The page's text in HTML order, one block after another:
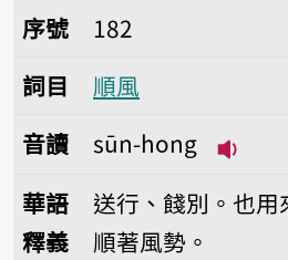
序號182順風
序號
182
詞目
順風
音讀
sūn-hong
華語
釋義
送行、餞別。也用
順著風勢。